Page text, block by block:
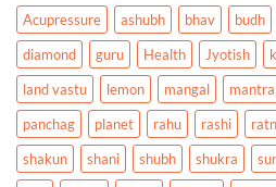
Acupressure ashubh bhav budh
diamond
guru Health Jyotish
land vastu
lemon mangal mantra
panchag
planet rahu rashi
shakun
shani shubh shukra